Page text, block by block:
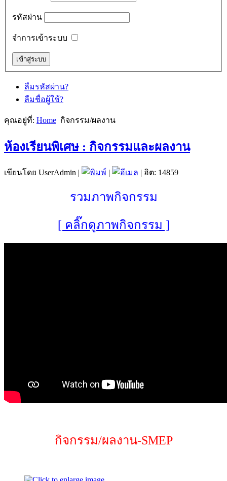
รหัสผ่าน
จำการเข้าระบบ
ลืมรหัสผ่าน?
ลืมชื่อผู้ใช้?
คุณอยู่ที่: Home กิจกรรม/ผลงาน
ห้องเรียนพิเศษ : กิจกรรมและผลงาน
เขียนโดย UserAdmin | ฮิต: 14859
รวมภาพกิจกรรม
[ คลิ๊กดูภาพกิจกรรม ]
กิจกรรม/ผลงาน-SMEP